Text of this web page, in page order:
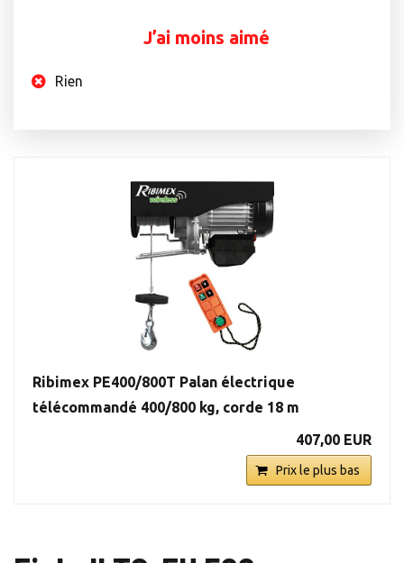
J’ai moins aimé
Rien
Ribimex PE400/800T Palan électrique
télécommandé 400/800 kg, corde 18 m
407,00 EUR
Prix le plus bas